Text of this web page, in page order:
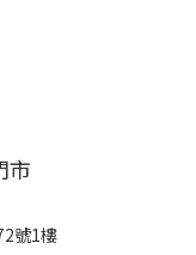
市
號1樓